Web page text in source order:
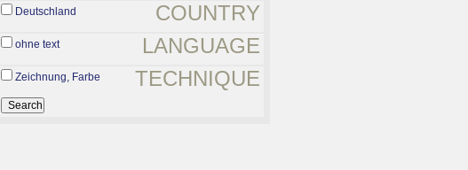
COUNTRY
Deutschland
LANGUAGE
ohne text
TECHNIQUE
Zeichnung, Farbe